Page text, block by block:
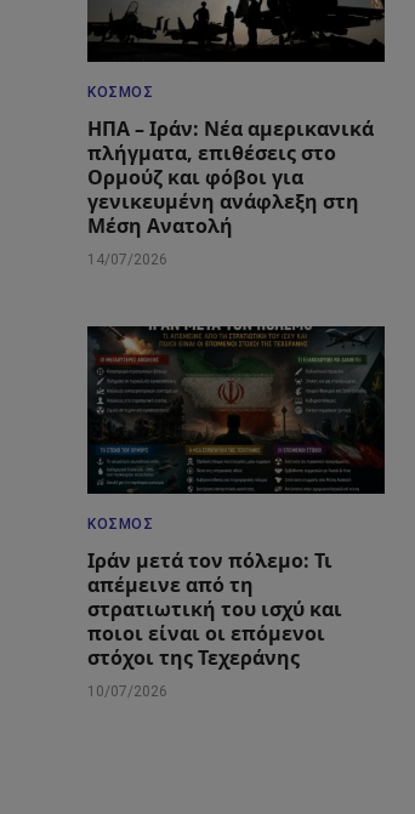
ΚΌΣΜΟΣ
ΗΠΑ – Ιράν: Νέα αμερικανικά
πλήγματα, επιθέσεις στο
Ορμούζ και φόβοι για
γενικευμένη ανάφλεξη στη
Μέση Ανατολή
14/07/2026
ΚΌΣΜΟΣ
Ιράν μετά τον πόλεμο: Τι
απέμεινε από τη
στρατιωτική του ισχύ και
ποιοι είναι οι επόμενοι
στόχοι της Τεχεράνης
10/07/2026